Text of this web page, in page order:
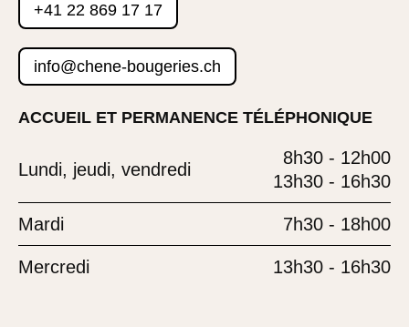
+41 22 869 17 17
info@chene-bougeries.ch
ACCUEIL ET PERMANENCE TÉLÉPHONIQUE
Lundi, jeudi, vendredi
8h30 - 12h00
13h30 - 16h30
Mardi 7h30 - 18h00
Mercredi 13h30 - 16h30